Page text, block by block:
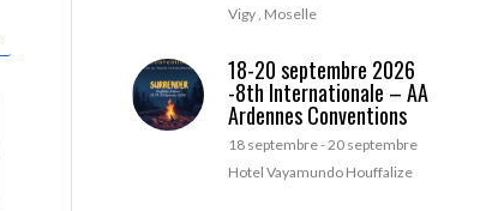
Vigy , Moselle
18-20 septembre 2026
-8th Internationale – AA
Ardennes Conventions
18 septembre-20 septembre
Hotel Vayamundo Houffalize